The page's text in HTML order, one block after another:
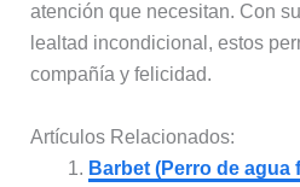
atención que necesitan. Con
lealtad incondicional, estos
compañía y felicidad.
Artículos Relacionados:
Barbet (Perro de agua